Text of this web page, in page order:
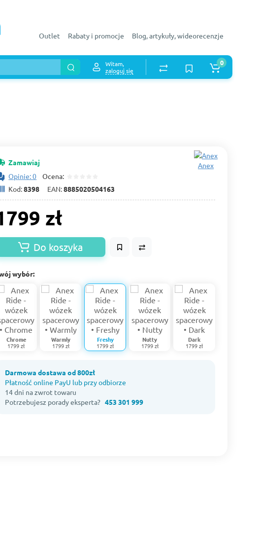
Outlet Rabaty i promocje Blog, artykuły, wideorecenzje
Witam,
zaloguj się
0
Zamawiaj
Opinie: 0 Ocena:
Kod:8398 EAN:8885020504163
Anex
zł
Do koszyka
wybór:
Chrome
1799 zł
Warmly
1799 zł
Freshy
1799 zł
Nutty
1799 zł
Dark
1799 zł
Darmowa dostawa od 800zł
Płatność online PayU lub przy odbiorze
14 dni na zwrot towaru
Potrzebujesz porady eksperta?453 301 999